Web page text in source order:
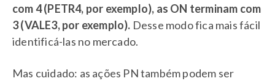
com 4 (PETR4, por exemplo), as ON terminam com
3 (VALE3, por exemplo). Desse modo fica mais fácil
identificá-las no mercado.
Mas cuidado: as ações PN também podem ser